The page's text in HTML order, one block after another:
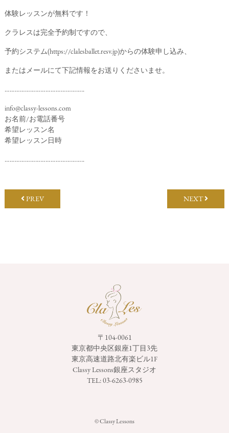
体験レッスンが無料です！
クラレスは完全予約制ですので、
予約システム(https://clalesballet.resv.jp)からの体験申し込み、
またはメールにて下記情報をお送りくださいませ。
………………………………………..
info@classy-lessons.com
お名前/お電話番号
希望レッスン名
希望レッスン日時
………………………………………..
PREV NEXT
〒104-0061
東京都中央区銀座1丁目3先
東京高速道路北有楽ビル1F
Classy Lessons銀座スタジオ
TEL:03-6263-0985
© Classy Lessons